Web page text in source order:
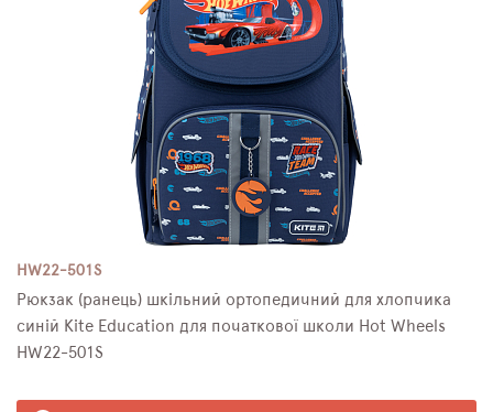
HW22-501S
Рюкзак (ранець) шкільний ортопедичний для хлопчика
синій Kite Education для початкової школи Hot Wheels
HW22-501S